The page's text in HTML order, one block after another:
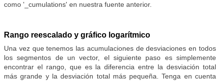
como '_cumulations' en nuestra fuente anterior.
Rango reescalado y gráfico logarítmico
Una vez que tenemos las acumulaciones de desviaciones en todos
los segmentos de un vector, el siguiente paso es simplemente
encontrar el rango, que es la diferencia entre la desviación total
más grande y la desviación total más pequeña. Tenga en cuenta